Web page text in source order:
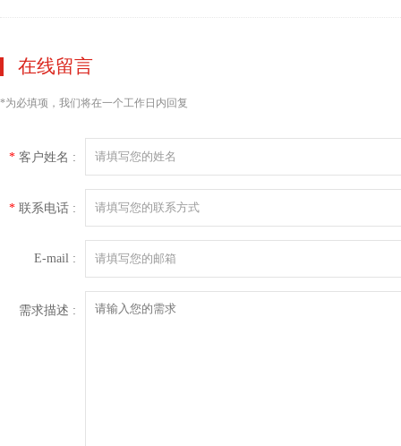
在线留言
*为必填项，我们将在一个工作日内回复
* 客户姓名 :
* 联系电话 :
E-mail :
需求描述 :